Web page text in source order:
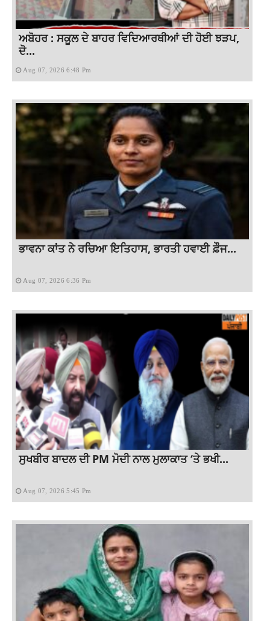
ਅਬੋਹਰ : ਸਕੂਲ ਦੇ ਬਾਹਰ ਵਿਦਿਆਰਥੀਆਂ ਦੀ ਹੋਈ ਝੜਪ,
ਦੋ...
Aug 07, 2026 6:48 Pm
ਭਾਵਨਾ ਕਾਂਤ ਨੇ ਰਚਿਆ ਇਤਿਹਾਸ, ਭਾਰਤੀ ਹਵਾਈ ਫ਼ੌਜ...
Aug 07, 2026 6:36 Pm
ਸੁਖਬੀਰ ਬਾਦਲ ਦੀ PM ਮੋਦੀ ਨਾਲ ਮੁਲਾਕਾਤ ‘ਤੇ ਭਖੀ...
Aug 07, 2026 5:45 Pm